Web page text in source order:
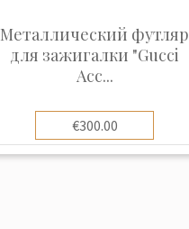
Металлический футляр
для зажигалки "Gucci
Acc...
€300.00